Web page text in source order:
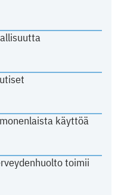
käyttöä
toimii